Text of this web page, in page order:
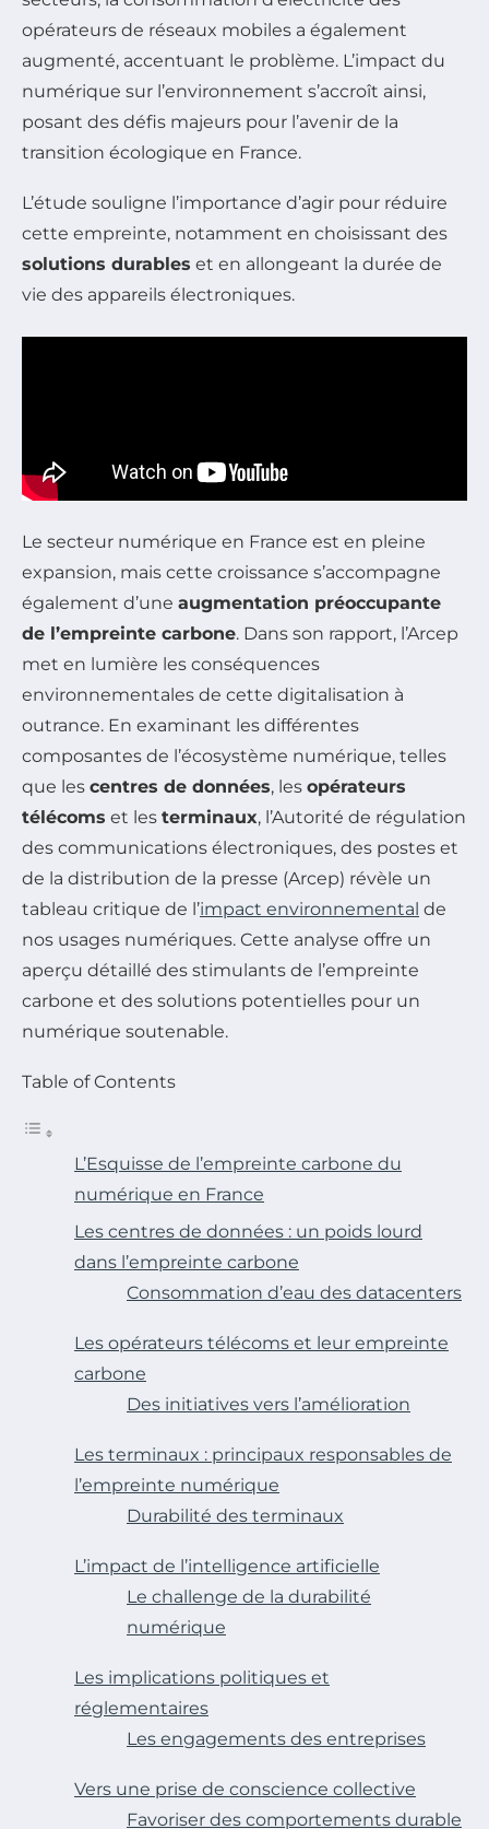
opérateurs de réseaux mobiles a également
augmenté, accentuant le problème. L’impact du
numérique sur l’environnement s’accroît ainsi,
posant des défis majeurs pour l’avenir de la
transition écologique en France.
L’étude souligne l’importance d’agir pour réduire
cette empreinte, notamment en choisissant des
solutions durables et en allongeant la durée de
vie des appareils électroniques.
Le secteur numérique en France est en pleine
expansion, mais cette croissance s’accompagne
également d’une augmentation préoccupante
de l’empreinte carbone. Dans son rapport, l’Arcep
met en lumière les conséquences
environnementales de cette digitalisation à
outrance. En examinant les différentes
composantes de l’écosystème numérique, telles
que les centres de données, les opérateurs
télécoms et les terminaux, l’Autorité de régulation
des communications électroniques, des postes et
de la distribution de la presse (Arcep) révèle un
tableau critique de l’impact environnemental de
nos usages numériques. Cette analyse offre un
aperçu détaillé des stimulants de l’empreinte
carbone et des solutions potentielles pour un
numérique soutenable.
Table of Contents
L’Esquisse de l’empreinte carbone du
numérique en France
Les centres de données : un poids lourd
dans l’empreinte carbone
Consommation d’eau des datacenters
Les opérateurs télécoms et leur empreinte
carbone
Des initiatives vers l’amélioration
Les terminaux : principaux responsables de
l’empreinte numérique
Durabilité des terminaux
L’impact de l’intelligence artificielle
Le challenge de la durabilité
numérique
Les implications politiques et
réglementaires
Les engagements des entreprises
Vers une prise de conscience collective
Favoriser des comportements durable